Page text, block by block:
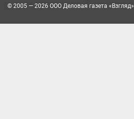
© 2005 — 2026 ООО Деловая газета «Взгляд»